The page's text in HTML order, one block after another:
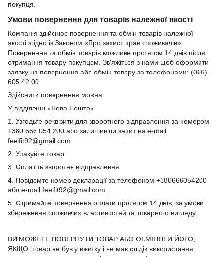
покупця.
Умови повернення для товарів належної якості
Компанія здійснює повернення та обмін товарів належної
якості згідно із Законом «Про захист прав споживачів».
Повернення та обмін товарів можливе протягом 14 днів після
отримання товару покупцем. Зв'яжіться з нами щоб оформити
заявку на повернення або обмін товару за телефонами: (066)
605 42 00
Здійснити повернення можна:
У відділенні «Нова Пошта»
1. Узгодьте реквізити для зворотного відправлення за номером
+380 666 054 200 або залишивши запит на e-mail
feelfit92@gmail.com.
2. Упакуйте товар.
3. Оплатіть зворотне відправлення.
4. Повідомте номер декларації за телефоном +380666054200
або e-mail feelfit92@gmail.com.
5. Отримайте повернення оплати протягом 14 днів, за умови
збереження споживчих властивостей та товарного вигляду.
ВИ МОЖЕТЕ ПОВЕРНУТИ ТОВАР АБО ОБМІНЯТИ ЙОГО,
ЯКЩО: товар не був у вжитку і не має слідів використання